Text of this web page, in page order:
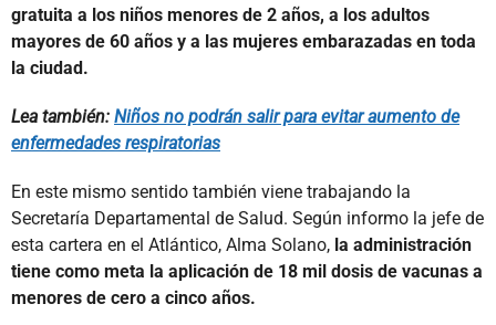
gratuita a los niños menores de 2 años, a los adultos
mayores de 60 años y a las mujeres embarazadas en toda
la ciudad.
Lea también: Niños no podrán salir para evitar aumento de
enfermedades respiratorias
En este mismo sentido también viene trabajando la
Secretaría Departamental de Salud. Según informo la jefe de
esta cartera en el Atlántico, Alma Solano, la administración
tiene como meta la aplicación de 18 mil dosis de vacunas a
menores de cero a cinco años.